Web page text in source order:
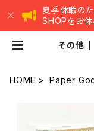
夏季休暇の
SHOPをお休
その他
HOME Paper